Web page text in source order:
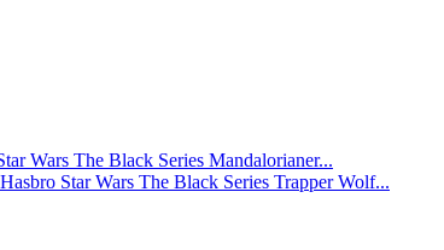
Wars The Black Series Mandalorianer...
Hasbro Star Wars The Black Series Trapper Wolf...